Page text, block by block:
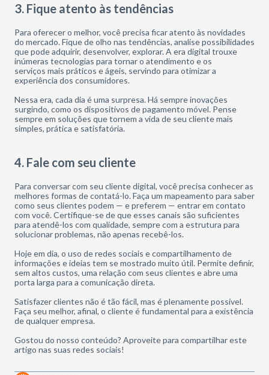
3. Fique atento às tendências
Para oferecer o melhor, você precisa ficar atento às novidades
do mercado. Fique de olho nas tendências, analise possibilidades
que pode adquirir, desenvolver, explorar. A era digital trouxe
inúmeras tecnologias para tornar o atendimento e os
serviços mais práticos e ágeis, servindo para otimizar a
experiência dos consumidores.
Nessa era, cada dia é uma surpresa. Há sempre inovações
surgindo, como os dispositivos de pagamento móvel. Pense
sempre em soluções que tornem a vida de seu cliente mais
simples, prática e satisfatória.
4. Fale com seu cliente
Para conversar com seu cliente digital, você precisa conhecer as
melhores formas de contatá-lo. Faça um mapeamento para saber
como seus clientes podem — e preferem — entrar em contato
com você. Certifique-se de que esses canais são suficientes
para atendê-los com qualidade, sempre com a estrutura para
solucionar problemas, não apenas recebê-los.
Hoje em dia, o uso de redes sociais e compartilhamento de
informações e ideias tem se mostrado muito útil. Permite definir,
sem altos custos, uma relação com seus clientes e abre uma
porta larga para a comunicação direta.
Satisfazer clientes não é tão fácil, mas é plenamente possível.
Faça seu melhor, afinal, o cliente é fundamental para a existência
de qualquer empresa.
Gostou do nosso conteúdo? Aproveite para compartilhar este
artigo nas suas redes sociais!